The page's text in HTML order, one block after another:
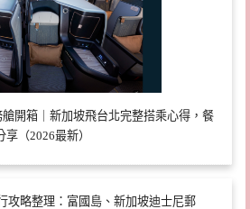
開箱｜新加坡飛台北完整搭乘心得，餐
（2026最新）
攻略整理：富國島、新加坡迪士尼郵